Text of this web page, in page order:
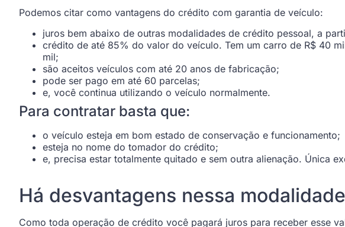
Podemos citar como vantagens do crédito com garantia de veículo:
juros bem abaixo de outras modalidades de crédito pessoal, a
crédito de até 85% do valor do veículo. Tem um carro de R$ 40
mil;
são aceitos veículos com até 20 anos de fabricação;
pode ser pago em até 60 parcelas;
e, você continua utilizando o veículo normalmente.
Para contratar basta que:
o veículo esteja em bom estado de conservação e funcionamento;
esteja no nome do tomador do crédito;
e, precisa estar totalmente quitado e sem outra alienação. Única
Há desvantagens nessa
Como toda operação de crédito você pagará juros para receber esse